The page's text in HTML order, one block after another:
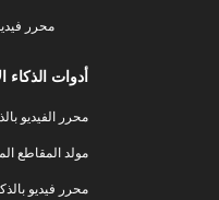
محرر
أدوات الذكاء
محرر الفيديو
مولد المقاطع
محرر فيديو